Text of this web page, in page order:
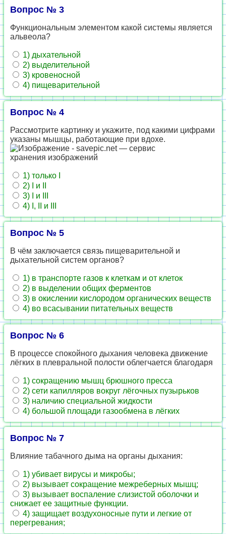
Вопрос № 3
Функциональным элементом какой системы является
альвеола?
1) дыхательной
2) выделительной
3) кровеносной
4) пищеварительной
Вопрос № 4
Рассмотрите картинку и укажите, под какими цифрами
указаны мышцы, работающие при вдохе.
1) только I
2) I и II
3) I и III
4) I, II и III
Вопрос № 5
В чём заключается связь пищеварительной и
дыхательной систем органов?
1) в транспорте газов к клеткам и от клеток
2) в выделении общих ферментов
3) в окислении кислородом органических веществ
4) во всасывании питательных веществ
Вопрос № 6
В процессе спокойного дыхания человека движение
лёгких в плевральной полости облегчается благодаря
1) сокращению мышц брюшного пресса
2) сети капилляров вокруг лёгочных пузырьков
3) наличию специальной жидкости
4) большой площади газообмена в лёгких
Вопрос № 7
Влияние табачного дыма на органы дыхания:
1) убивает вирусы и микробы;
2) вызывает сокращение межреберных мышц;
3) вызывает воспаление слизистой оболочки и
снижает ее защитные функции.
4) защищает воздухоносные пути и легкие от
перегревания;